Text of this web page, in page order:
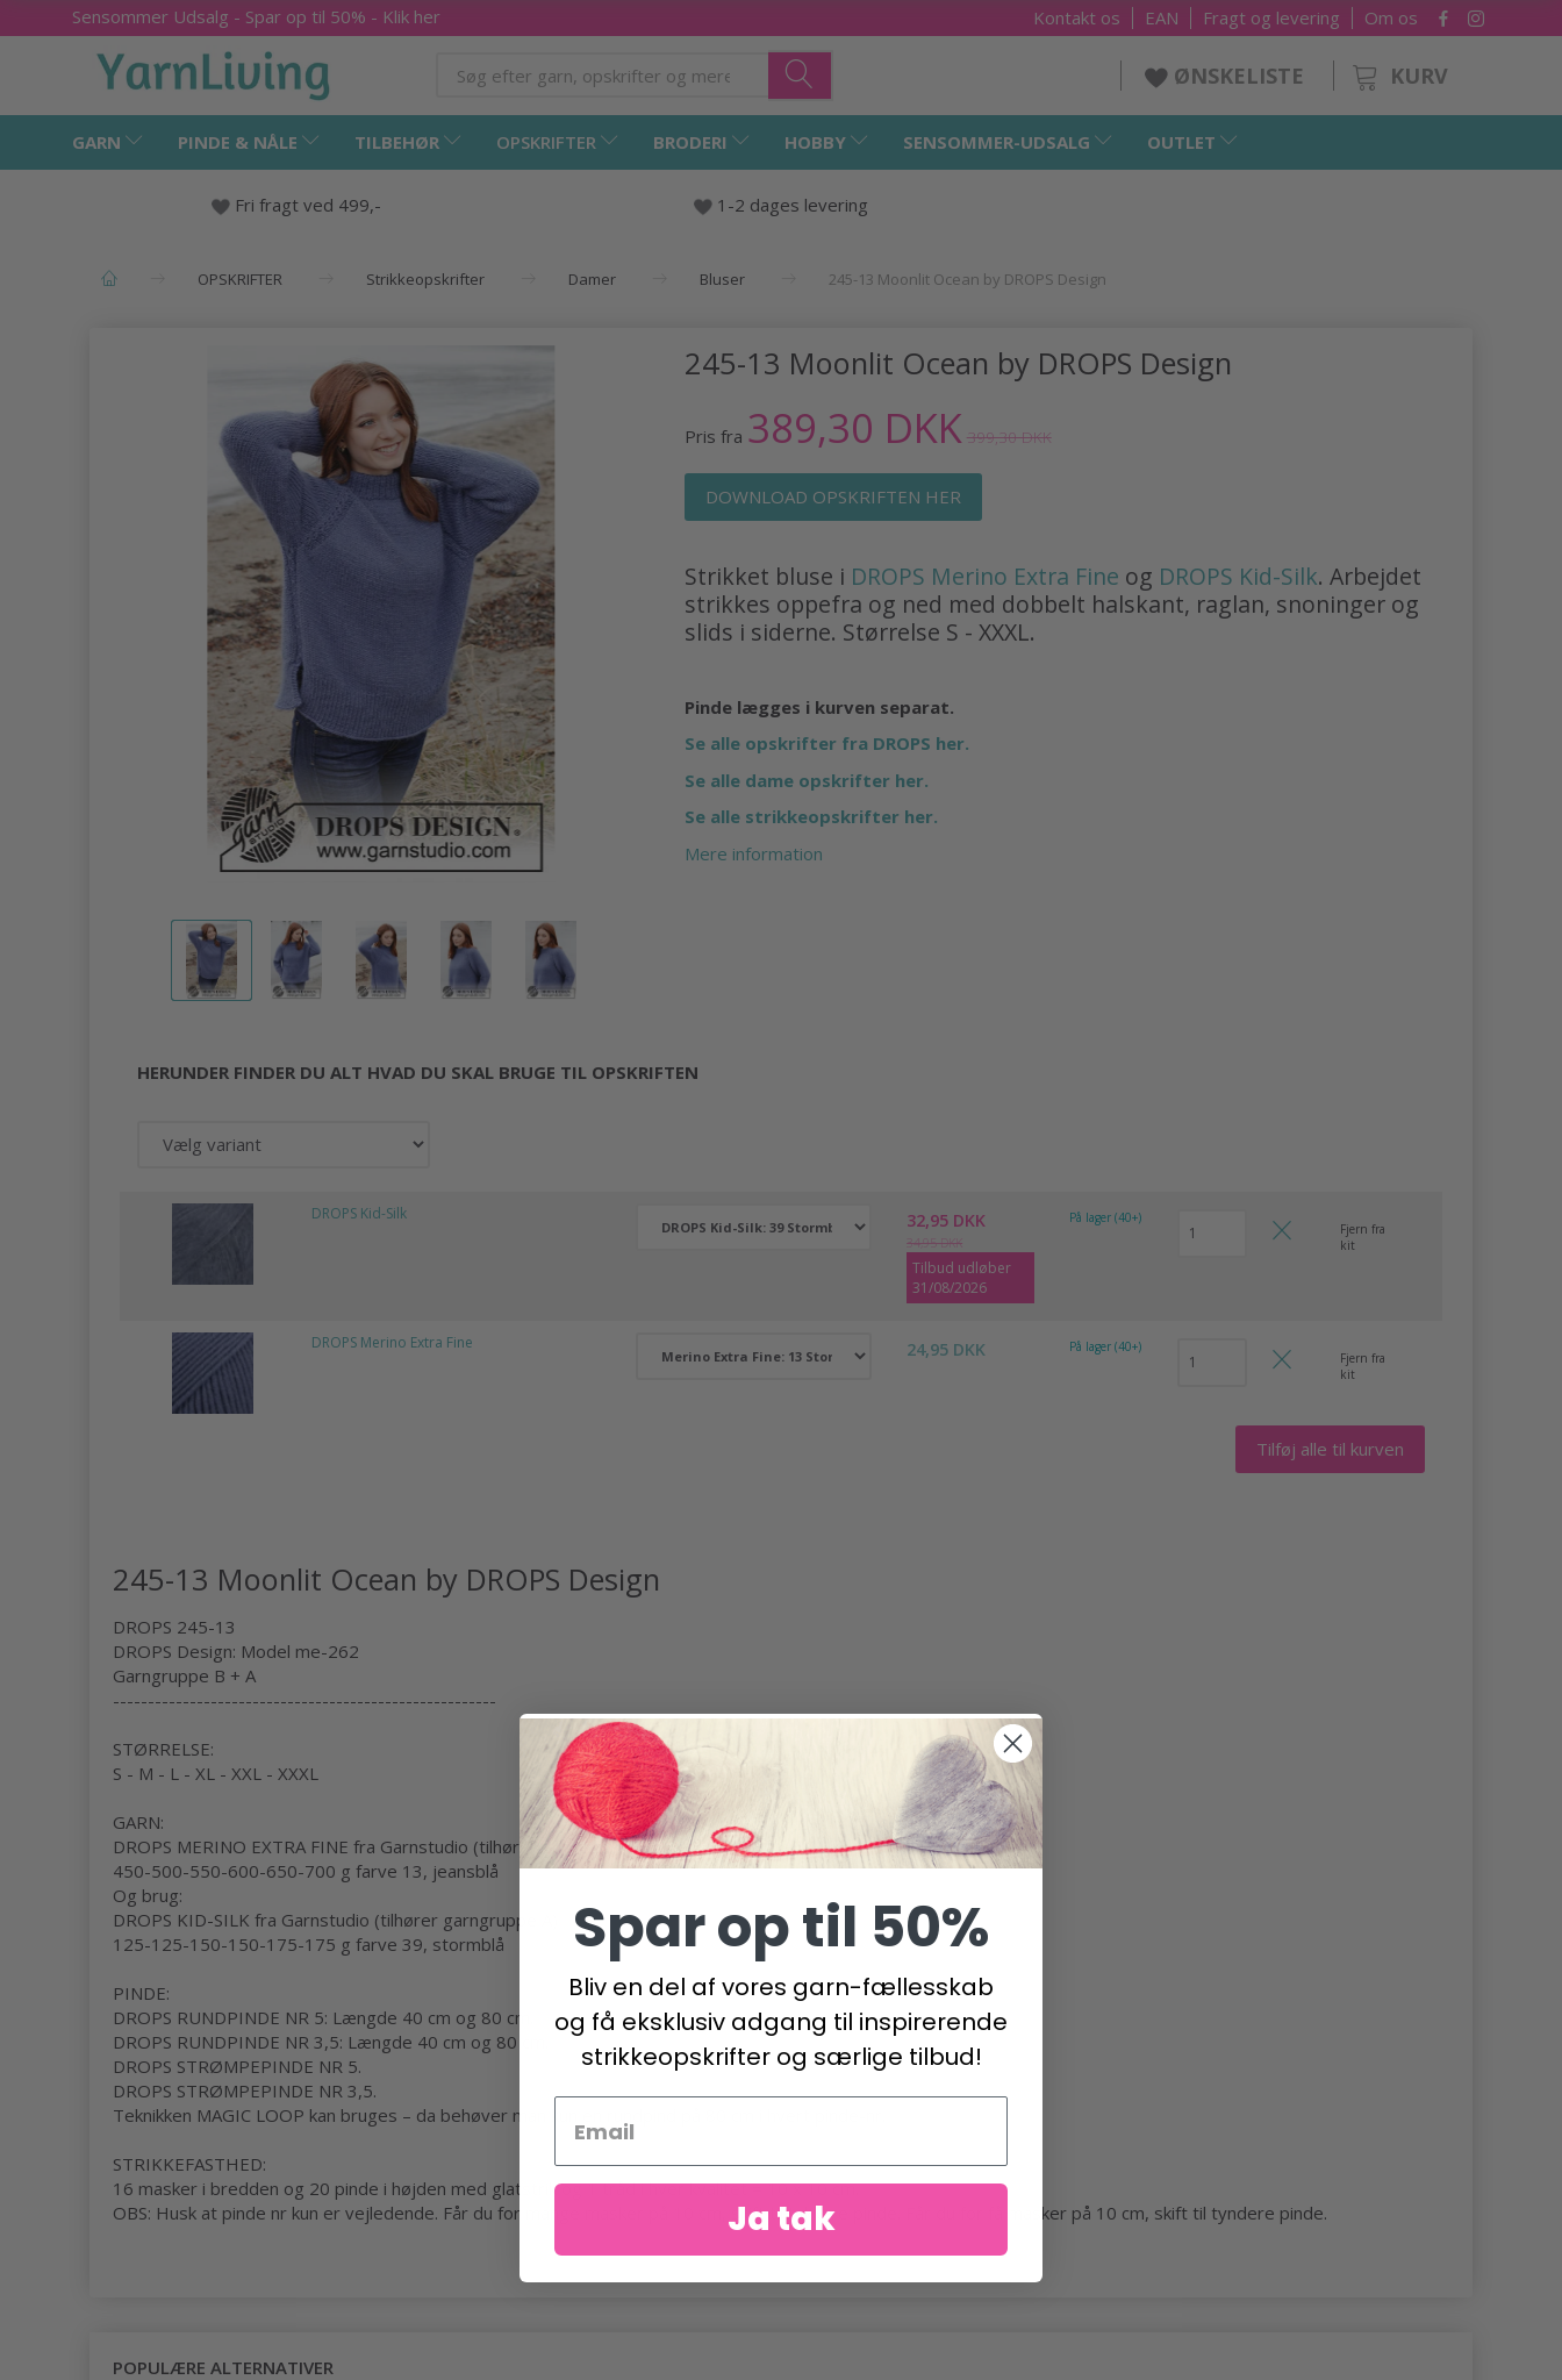
Sensommer Udsalg - Spar op til 50% - Klik her Om os
Fragt og levering
EAN
Kontakt os
KURV
ØNSKELISTE
GARN PINDE & NÅLE TILBEHØR OPSKRIFTER BRODERI HOBBY SENSOMMER-UDSALG OUTLET
Fri fragt ved 499,- 1-2 dages levering
OPSKRIFTER Strikkeopskrifter Damer Bluser 245-13 Moonlit Ocean by DROPS Design
245-13 Moonlit Ocean by DROPS Design
Pris fra 389,30 DKK 399,30 DKK
DOWNLOAD OPSKRIFTEN HER
Strikket bluse i DROPS Merino Extra Fine og DROPS Kid-Silk. Arbejdet
strikkes oppefra og ned med dobbelt halskant, raglan, snoninger og
slids i siderne. Størrelse S - XXXL.
Pinde lægges i kurven separat.
Se alle opskrifter fra DROPS her.
Se alle dame opskrifter her.
Se alle strikkeopskrifter her.
Mere information
HERUNDER FINDER DU ALT HVAD DU SKAL BRUGE TIL OPSKRIFTEN
DROPS Kid-Silk 32,95 DKK
34,95 DKK
Tilbud udløber
31/08/2026
På lager (40+)
Fjern fra
kit
DROPS Merino Extra Fine 24,95 DKK På lager (40+)
Fjern fra
kit
Tilføj alle til kurven
245-13 Moonlit Ocean by DROPS Design
DROPS 245-13
DROPS Design: Model me-262
Garngruppe B + A
-------------------------------------------------------
STØRRELSE:
S - M - L - XL - XXL - XXXL
GARN:
DROPS MERINO EXTRA FINE fra Garnstudio (tilhører garngruppe B)
450-500-550-600-650-700 g farve 13, jeansblå
Og brug:
DROPS KID-SILK fra Garnstudio (tilhører garngruppe A)
125-125-150-150-175-175 g farve 39, stormblå
PINDE:
DROPS RUNDPINDE NR 5: Længde 40 cm og 80 cm.
DROPS RUNDPINDE NR 3,5: Længde 40 cm og 80 cm.
DROPS STRØMPEPINDE NR 5.
DROPS STRØMPEPINDE NR 3,5.
Teknikken MAGIC LOOP kan bruges – da behøver man kun en rundpind på 80 cm i hvert pinde-nr.
STRIKKEFASTHED:
16 masker i bredden og 20 pinde i højden med glatstrik og 1 tråd i hver kvalitet = 10 x 10 cm.
OBS: Husk at pinde nr kun er vejledende. Får du for mange masker på 10 cm, skift til tykkere pinde. Får du for få masker på 10 cm, skift til tyndere pinde.
POPULÆRE ALTERNATIVER
Spar op til 50%
Bliv en del af vores garn-fællesskab
og få eksklusiv adgang til inspirerende
strikkeopskrifter og særlige tilbud!
Ja tak